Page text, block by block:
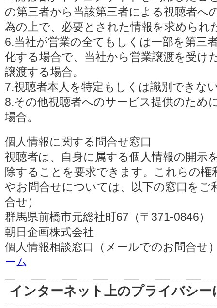
の第三者から当該第三者による視聴者へ
為の上で、必要とされた情報を求められ
6.当社が営業の全てもしくは一部を第三
化する場合で、当社から営業譲渡を受け
譲渡する場合。
7.視聴者本人を特定もしくは識別できな
8.その他視聴者へのサービス提供のため
場合。
個人情報に関する問合せ窓口
視聴者は、自身に属する個人情報の開示
除することを要求できます。これらの権
やお問合せについては、以下の窓口をご
合せ）
群馬県前橋市元総社町67（〒371-0846）
朝日企画株式会社
個人情報相談窓口（メールでのお問合せ
ーム
インターネット上のプライバシー